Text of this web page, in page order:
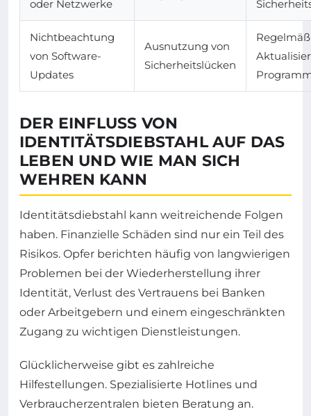
oder Netzwerke
Nichtbeachtung
von Software-
Updates
Ausnutzung von
Sicherheitslücken
DER EINFLUSS VON
IDENTITÄTSDIEBSTAHL AUF DAS
LEBEN UND WIE MAN SICH
WEHREN KANN
Identitätsdiebstahl kann weitreichende Folgen
haben. Finanzielle Schäden sind nur ein Teil des
Risikos. Opfer berichten häufig von langwierigen
Problemen bei der Wiederherstellung ihrer
Identität, Verlust des Vertrauens bei Banken
oder Arbeitgebern und einem eingeschränkten
Zugang zu wichtigen Dienstleistungen.
Glücklicherweise gibt es zahlreiche
Hilfestellungen. Spezialisierte Hotlines und
Verbraucherzentralen bieten Beratung an.